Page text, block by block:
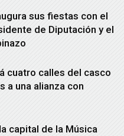
sus fiestas con el
de Diputación y el
cuatro calles del casco
a una alianza con
capital de la Música